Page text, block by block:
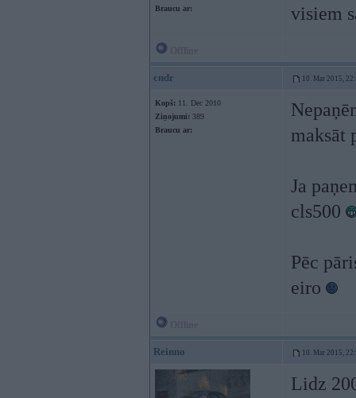
Braucu ar:
visiem
cndr 10. Mar 2015,
Kopš: 11. Dec 2010
Ziņojumi: 389
Braucu ar:
maksāt
Ja
cls500
Pēc
eiro
Reinno 10. Mar 2015,
Lidz